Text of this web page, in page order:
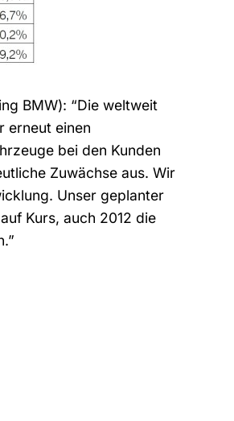
BMW): “Die weltweit
erneut einen
bei den Kunden
Zuwächse aus. Wir
Unser geplanter
Kurs, auch 2012 die